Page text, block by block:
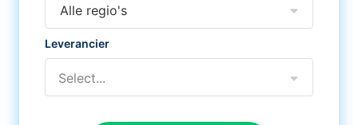
Alle regio's
Leverancier
Select...